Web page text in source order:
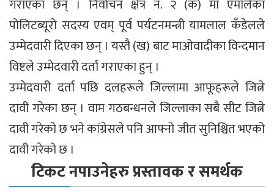
गराएका छन् । निर्वाचन क्षेत्र नं. २ (क) मा एमालेका
पोलिटब्यूरो सदस्य एवम् पूर्व पर्यटनमन्त्री यामलाल कँडेलले
उम्मेदवारी दिएका छन् । यस्तै (ख) बाट माओवादीका विन्दमान
विष्टले उम्मेदवारी दर्ता गराएका हुन् ।
उम्मेदवारी दर्ता पछि दलहरूले जिल्लामा आफूहरूले जित्ने
दावी गरेका छन् । वाम गठबन्धनले जिल्लाका सबै सीट जित्ने
दावी गरेको छ भने कांग्रेसले पनि आफ्नो जीत सुनिश्चित भएको
दावी गरेको छ ।
टिकट नपाउनेहरु प्रस्तावक र समर्थक